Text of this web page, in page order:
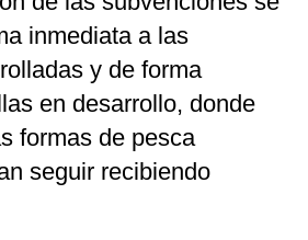
inmediata a las
y de forma
en desarrollo, donde
formas de pesca
seguir recibiendo